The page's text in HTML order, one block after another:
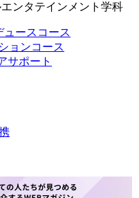
ンタテインメント学科
ュースコース
ョンコース
サポート